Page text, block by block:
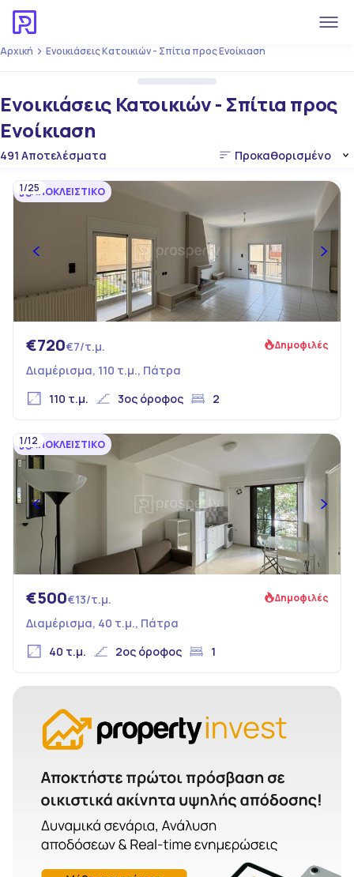
Αρχική Ενοικιάσεις Κατοικιών - Σπίτια προς Ενοίκιαση
Ενοικιάσεις Κατοικιών - Σπίτια προς
Ενοίκιαση
491 Αποτελέσματα Προκαθορισμένο
ΑΠΟΚΛΕΙΣΤΙΚΟ
1/25
€720€7/τ.μ. Δημοφιλές
Διαμέρισμα, 110 τ.μ., Πάτρα
110 τ.μ.
3ος όροφος 2
ΑΠΟΚΛΕΙΣΤΙΚΟ
1/12
€500€13/τ.μ. Δημοφιλές
Διαμέρισμα, 40 τ.μ., Πάτρα
40 τ.μ.
2ος όροφος 1